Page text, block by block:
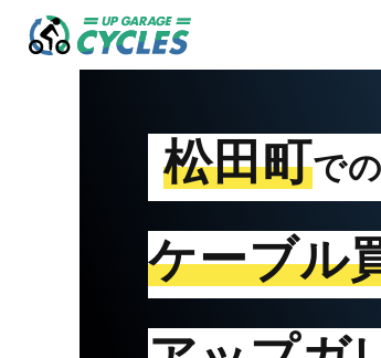
松田町での
ケーブル